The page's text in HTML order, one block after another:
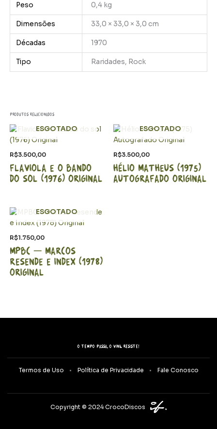
Peso 0,4 kg
Dimensões 33,0 × 33,0 × 3,0 cm
Décadas 1970
Tipo Raridades, Rock
Produtos relacionados
ESGOTADO
R$3.500,00
Flaviola e o bando
do sol (1976) Original
ESGOTADO
R$3.500,00
Hélio Matheus (1975)
Autografado Original
ESGOTADO
R$1.750,00
MPBC – Marcos
Resende e Index (1978)
Original
O tempo passa, o vinil resiste!
Termos de Uso Política de Privacidade Fale Conosco
Copyright © 2024 CrocoDiscos